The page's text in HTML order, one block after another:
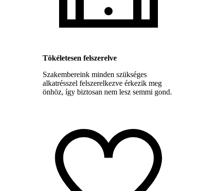
Tökéletesen felszerelve
Szakembereink minden szükséges
alkatrésszel felszerelkezve érkezik meg
önhöz, így biztosan nem lesz semmi gond.